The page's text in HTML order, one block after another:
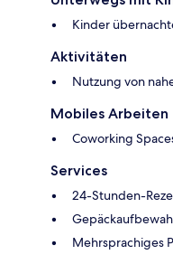
Kinder
Aktivitäten
Nutzung von
Mobiles Arbeiten
Coworking
Services
24-Stunden-
Mehrsprachiges